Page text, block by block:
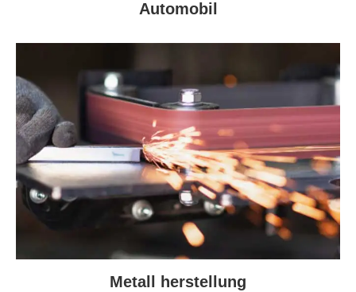
Automobil
Metall herstellung